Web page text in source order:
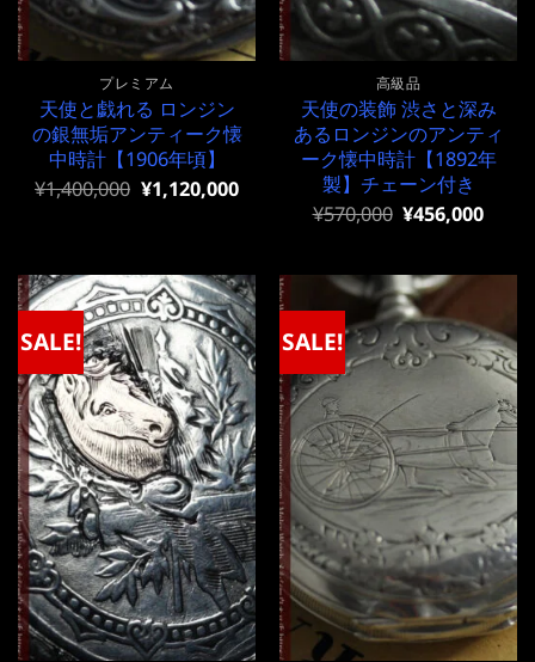
プレミアム
天使と戯れる ロンジン
の銀無垢アンティーク懐
中時計【1906年頃】
元
¥1,400,000
で
た。
¥1,400,000 現
は
¥1,400,000
で
す。
¥1,120,000
高級品
天使の装飾 渋さと深み
あるロンジンのアンティ
ーク懐中時計【1892年
製】チェーン付き
元
格
¥570,000
で
し
た。
¥570,000 現
価
格
は
¥570,000
で
す。
¥456,000
SALE! SALE!